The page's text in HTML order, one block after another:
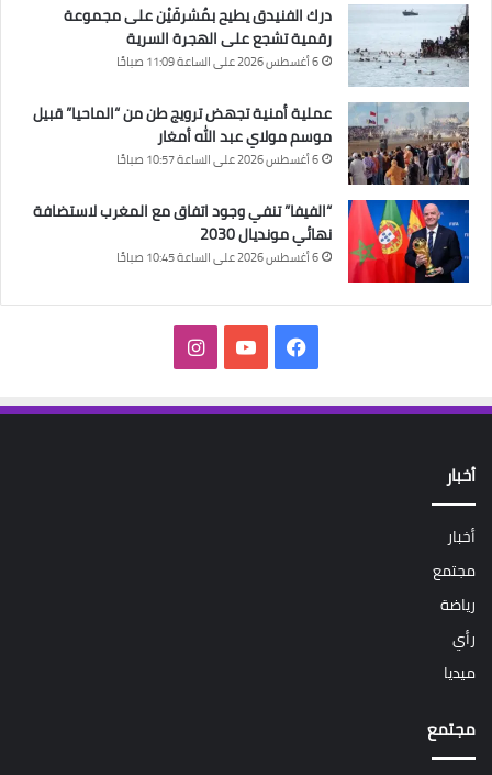
درك الفنيدق يطيح بمُشرفَيْن على مجموعة
رقمية تشجع على الهجرة السرية
6 أغسطس 2026 على الساعة 11:09 صباحًا
عملية أمنية تجهض ترويج طن من “الماحيا” قبيل
موسم مولاي عبد الله أمغار
6 أغسطس 2026 على الساعة 10:57 صباحًا
“الفيفا” تنفي وجود اتفاق مع المغرب لاستضافة
نهائي مونديال 2030
6 أغسطس 2026 على الساعة 10:45 صباحًا
فيسبوك‫YouTubeانستقرام
أخبار
أخبار
مجتمع
رياضة
رأي
ميديا
مجتمع